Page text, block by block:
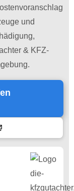
und
& KFZ-